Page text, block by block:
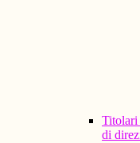
Titolari
di